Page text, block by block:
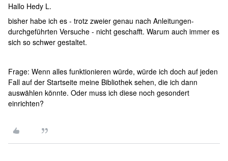
Hallo Hedy L.
bisher habe ich es - trotz zweier genau nach Anleitungen-
durchgeführten Versuche - nicht geschafft. Warum auch immer es
sich so schwer gestaltet.
Frage: Wenn alles funktionieren würde, würde ich doch auf jeden
Fall auf der Startseite meine Bibliothek sehen, die ich dann
auswählen könnte. Oder muss ich diese noch gesondert
einrichten?